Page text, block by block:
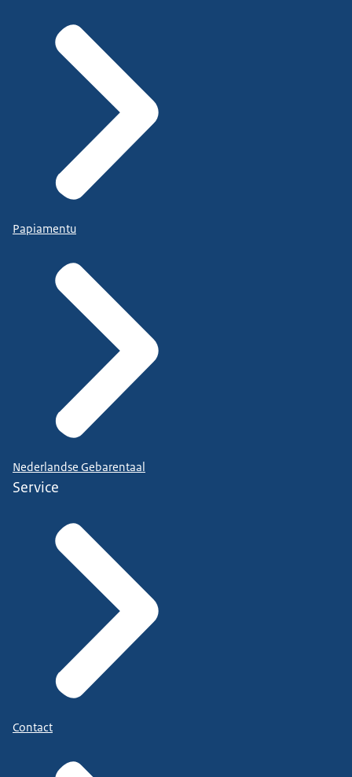
Papiamentu
Nederlandse Gebarentaal
Service
Contact